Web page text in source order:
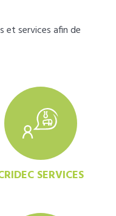
et services afin de
SERVICES